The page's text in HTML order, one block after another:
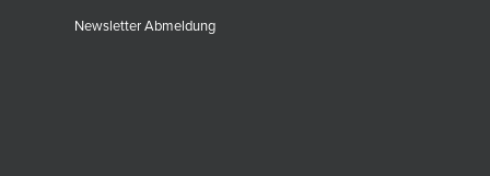
Newsletter Abmeldung